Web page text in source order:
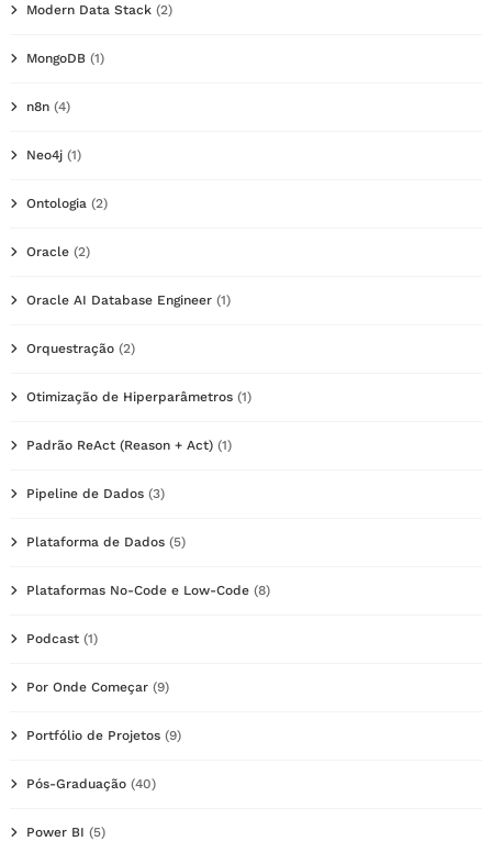
Modern Data Stack (2)
MongoDB (1)
n8n (4)
Neo4j (1)
Ontologia (2)
Oracle (2)
Oracle AI Database Engineer (1)
Orquestração (2)
Otimização de Hiperparâmetros (1)
Padrão ReAct (Reason + Act) (1)
Pipeline de Dados (3)
Plataforma de Dados (5)
Plataformas No-Code e Low-Code (8)
Podcast (1)
Por Onde Começar (9)
Portfólio de Projetos (9)
Pós-Graduação (40)
Power BI (5)